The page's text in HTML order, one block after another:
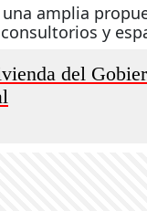
una amplia
y
del